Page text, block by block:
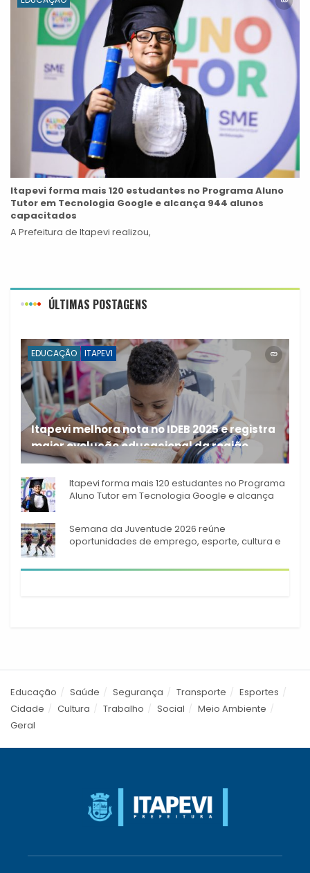
Itapevi forma mais 120 estudantes no Programa Aluno
Tutor em Tecnologia Google e alcança 944 alunos
capacitados
A Prefeitura de Itapevi realizou,
ÚLTIMAS POSTAGENS
EDUCAÇÃO ITAPEVI
Itapevi melhora nota no IDEB 2025 e registra
maior evolução educacional da região
A rede municipal de ensino
Itapevi forma mais 120 estudantes no Programa
Aluno Tutor em Tecnologia Google e alcança
Semana da Juventude 2026 reúne
oportunidades de emprego, esporte, cultura e
Educação Saúde Segurança Transporte
Esportes
Cidade
Cultura Trabalho Social
Meio Ambiente
Geral